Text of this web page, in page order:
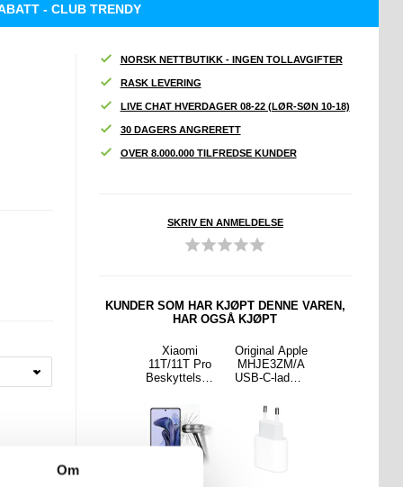
Om
- CLUB TRENDY
NORSK NETTBUTIKK - INGEN TOLLAVGIFTER
RASK LEVERING
LIVE CHAT HVERDAGER 08-22 (LØR-SØN 10-18)
30 DAGERS ANGRERETT
OVER 8.000.000 TILFREDSE KUNDER
SKRIV EN ANMELDELSE
KUNDER SOM HAR KJØPT DENNE VAREN,
HAR OGSÅ KJØPT
5G
Xiaomi
11T/11T Pro
Beskyttelses
0.3mm - Klar
Original Apple
MHJE3ZM/A
USB-C-lader -